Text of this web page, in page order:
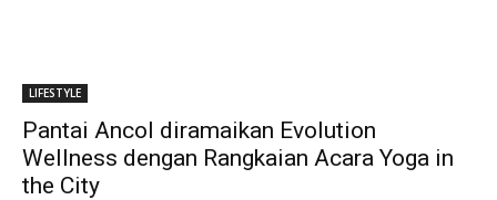
LIFESTYLE
Pantai Ancol diramaikan Evolution
Wellness dengan Rangkaian Acara Yoga in
the City